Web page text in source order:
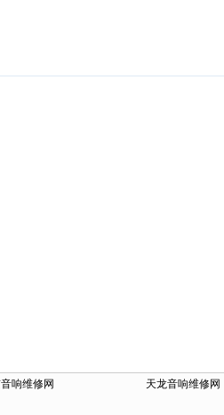
响维修网 天龙音响维修网